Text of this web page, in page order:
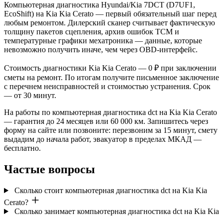
Компьютерная диагностика Hyundai/Kia 7DCT (D7UF1,
EcoShift) на Kia Kia Cerato — первый обязательный шаг перед
любым ремонтом. Дилерский сканер считывает фактическую
толщину пакетов сцепления, архив ошибок TCM и
температурные графики мехатроника — данные, которые
невозможно получить иначе, чем через OBD-интерфейс.
Стоимость диагностики Kia Kia Cerato — 0 ₽ при заключении
сметы на ремонт. По итогам получите письменное заключение
с перечнем неисправностей и стоимостью устранения. Срок
— от 30 минут.
На работы по компьютерная диагностика dct на Kia Kia Cerato
— гарантия до 24 месяцев или 60 000 км. Запишитесь через
форму на сайте или позвоните: перезвоним за 15 минут, смету
выдадим до начала работ, эвакуатор в пределах МКАД —
бесплатно.
Частые вопросы
Сколько стоит компьютерная диагностика dct на Kia Kia
Cerato?
Сколько занимает компьютерная диагностика dct на Kia Kia